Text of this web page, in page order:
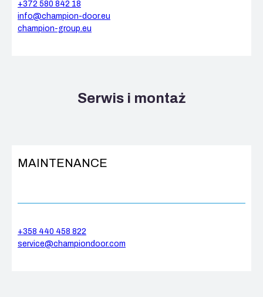
+372 580 842 18
info@champion-door.eu
champion-group.eu
Serwis i montaż
MAINTENANCE
+358 440 458 822
service@championdoor.com